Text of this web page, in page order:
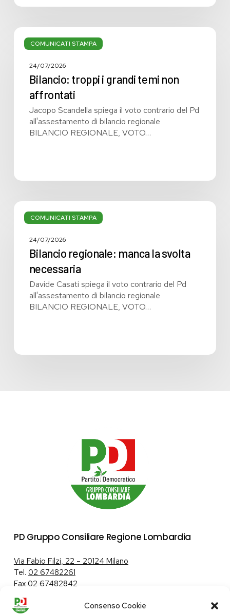
Consenso Cookie
COMUNICATI STAMPA
Bilancio:
troppi
grandi
affrontati
24/07/2026
Bilancio: troppi i grandi temi non
affrontati
Jacopo Scandella spiega il voto contrario del Pd
all'assestamento di bilancio regionale
BILANCIO REGIONALE, VOTO…
COMUNICATI STAMPA
Bilancio
regionale:
svolta
24/07/2026
Bilancio regionale: manca la svolta
necessaria
Davide Casati spiega il voto contrario del Pd
all'assestamento di bilancio regionale
BILANCIO REGIONALE, VOTO…
PD Gruppo Consiliare Regione Lombardia
Via Fabio Filzi, 22 – 20124 Milano
Tel. 02 67482261
Fax 02 67482842
Tutela dei dati personali|Politica sui cookie